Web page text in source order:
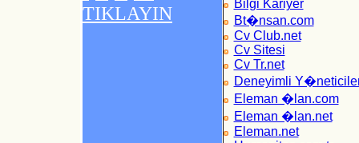
Bilgi Kariyer
Bt�nsan.com
Cv Club.net
Cv Sitesi
Cv Tr.net
Deneyimli
Eleman �lan.com
Eleman �lan.net
Eleman.net